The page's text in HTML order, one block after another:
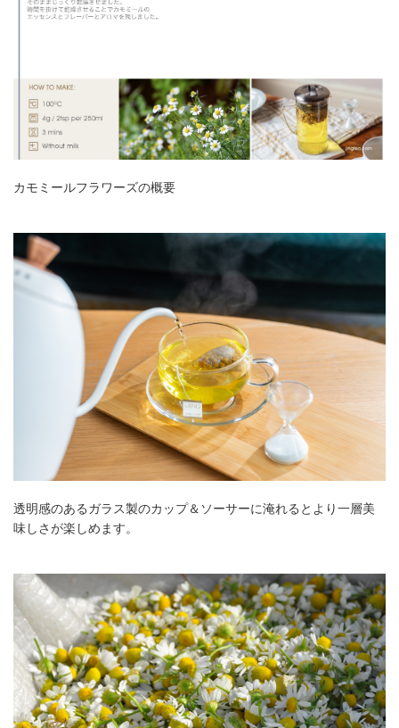
カモミールフラワーズの概要
透明感のあるガラス製のカップ＆ソーサーに淹れるとより一層美
味しさが楽しめます。